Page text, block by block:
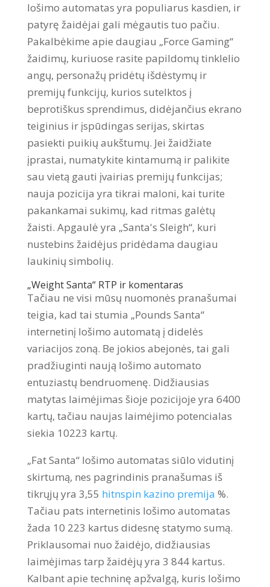
lošimo automatas yra populiarus kasdien, ir
patyrę žaidėjai gali mėgautis tuo pačiu.
Pakalbėkime apie daugiau „Force Gaming“
žaidimų, kuriuose rasite papildomų tinklelio
angų, personažų pridėtų išdėstymų ir
premijų funkcijų, kurios sutelktos į
beprotiškus sprendimus, didėjančius ekrano
teiginius ir įspūdingas serijas, skirtas
pasiekti puikių aukštumų. Jei žaidžiate
įprastai, numatykite kintamumą ir palikite
sau vietą gauti įvairias premijų funkcijas;
nauja pozicija yra tikrai maloni, kai turite
pakankamai sukimų, kad ritmas galėtų
žaisti. Apgaulė yra „Santa's Sleigh“, kuri
nustebins žaidėjus pridėdama daugiau
laukinių simbolių.
„Weight Santa“ RTP ir komentaras
Tačiau ne visi mūsų nuomonės pranašumai
teigia, kad tai stumia „Pounds Santa“
internetinį lošimo automatą į didelės
variacijos zoną. Be jokios abejonės, tai gali
pradžiuginti naują lošimo automato
entuziastų bendruomenę. Didžiausias
matytas laimėjimas šioje pozicijoje yra 6400
kartų, tačiau naujas laimėjimo potencialas
siekia 10223 kartų.
„Fat Santa“ lošimo automatas siūlo vidutinį
skirtumą, nes pagrindinis pranašumas iš
tikrųjų yra 3,55 hitnspin kazino premija %.
Tačiau pats internetinis lošimo automatas
žada 10 223 kartus didesnę statymo sumą.
Priklausomai nuo žaidėjo, didžiausias
laimėjimas tarp žaidėjų yra 3 844 kartus.
Kalbant apie techninę apžvalgą, kuris lošimo